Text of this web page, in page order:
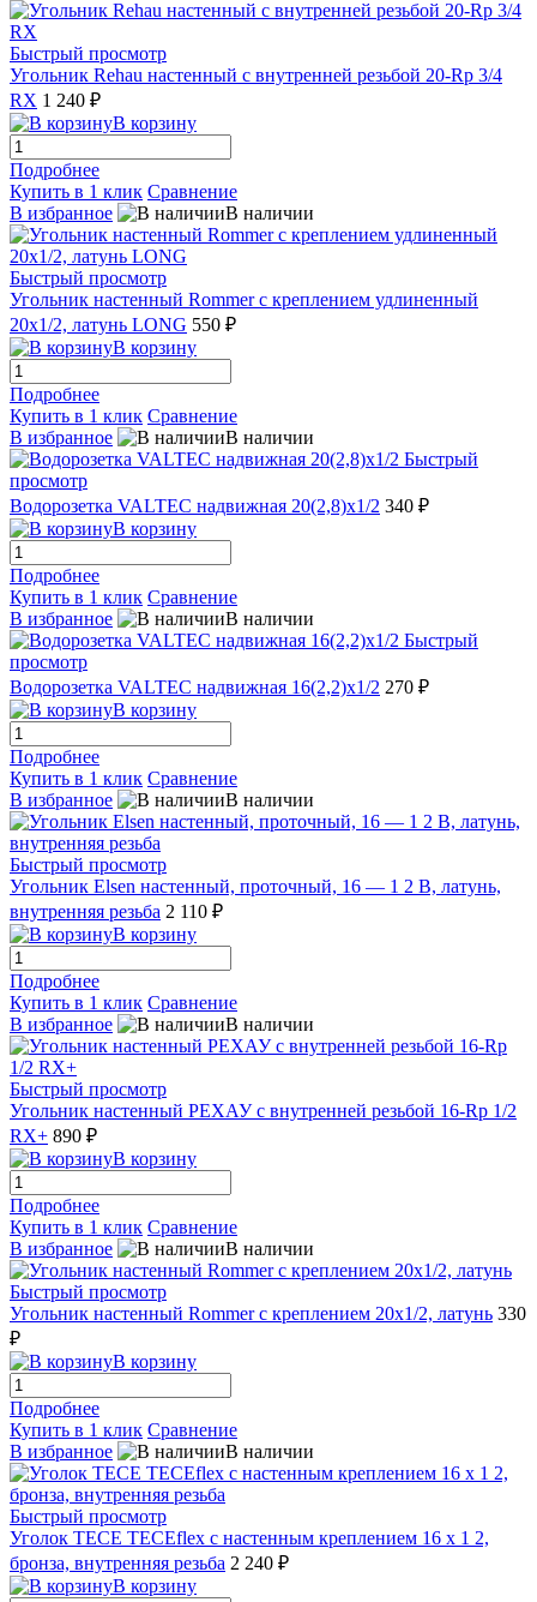
Быстрый просмотр
Угольник Rehau настенный с внутренней резьбой 20-Rp 3/4
RX 1 240 ₽
В корзину
Подробнее
Купить в 1 клик Сравнение
В избранное
В наличии
Быстрый просмотр
Угольник настенный Rommer с креплением удлиненный
20x1/2, латунь LONG 550 ₽
В корзину
Подробнее
Купить в 1 клик Сравнение
В избранное
В наличии
Быстрый
просмотр
Водорозетка VALTEC надвижная 20(2,8)х1/2 340 ₽
В корзину
Подробнее
Купить в 1 клик Сравнение
В избранное
В наличии
Быстрый
просмотр
Водорозетка VALTEC надвижная 16(2,2)х1/2 270 ₽
В корзину
Подробнее
Купить в 1 клик Сравнение
В избранное
В наличии
Быстрый просмотр
Угольник Elsen настенный, проточный, 16 — 1 2 В, латунь,
внутренняя резьба 2 110 ₽
В корзину
Подробнее
Купить в 1 клик Сравнение
В избранное
В наличии
Быстрый просмотр
Угольник настенный РЕХАУ с внутренней резьбой 16-Rp 1/2
RX+ 890 ₽
В корзину
Подробнее
Купить в 1 клик Сравнение
В избранное
В наличии
Быстрый просмотр
Угольник настенный Rommer с креплением 20x1/2, латунь 330
₽
В корзину
Подробнее
Купить в 1 клик Сравнение
В избранное
В наличии
Быстрый просмотр
Уголок TECE TECEflex с настенным креплением 16 х 1 2,
бронза, внутренняя резьба 2 240 ₽
В корзину